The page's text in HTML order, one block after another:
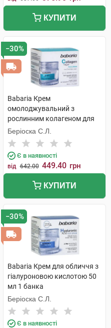
КУПИТИ
−30%
Babaria Крем
омолоджувальний з
рослинним колагеном для
обличчя 50 мл 1 банка
Беріоска С.Л.
Є в наявності
від 642.00 449.40 грн
КУПИТИ
−30%
Babaria Крем для обличчя з
гіалуроновою кислотою 50
мл 1 банка
Беріоска С.Л.
Є в наявності